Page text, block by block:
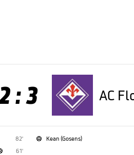
: 3 AC
82' 
Kean (Gosens)
61'